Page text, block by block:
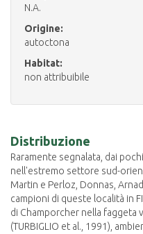
N.A.
Origine:
autoctona
Habitat:
non attribuibile
Distribuzione
Raramente segnalata, dai
nell'estremo settore sud-
Martin e Perloz, Donnas,
campioni di queste località in
di Champorcher nella faggeta
(TURBIGLIO et al., 1991),